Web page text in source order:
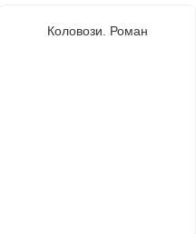
Коловози. Роман